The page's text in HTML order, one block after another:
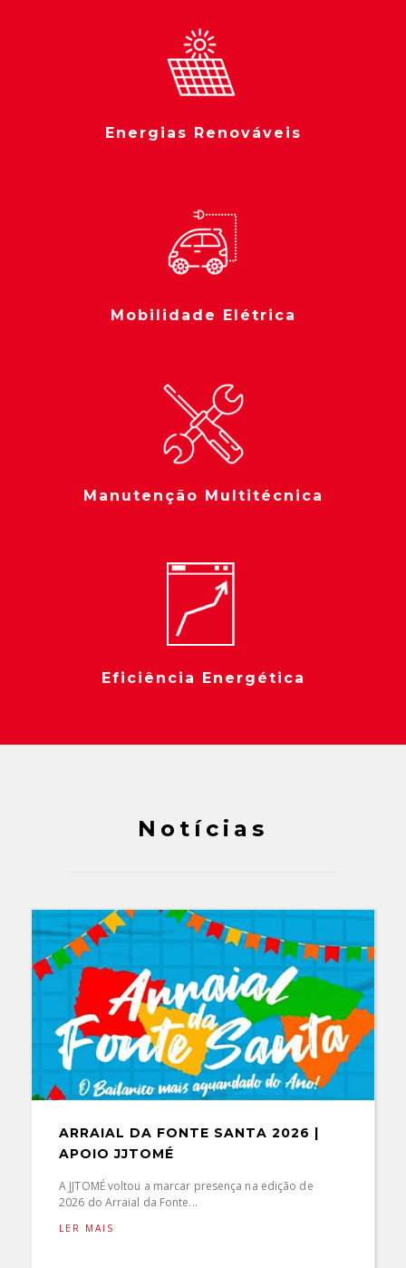
Energias Renováveis
Mobilidade Elétrica
Manutenção Multitécnica
Eficiência Energética
Notícias
ARRAIAL DA FONTE SANTA 2026 |
APOIO JJTOMÉ
A JJTOMÉ voltou a marcar presença na edição de
2026 do Arraial da Fonte...
LER MAIS